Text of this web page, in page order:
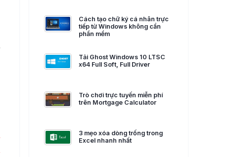
Cách tạo chữ ký cá nhân trực
tiếp từ Windows không cần
phần mềm
Tải Ghost Windows 10 LTSC
x64 Full Soft, Full Driver
Trò chơi trực tuyến miễn phí
trên Mortgage Calculator
3 mẹo xóa dòng trống trong
Excel nhanh nhất